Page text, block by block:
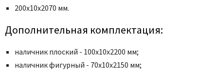
200х10х2070 мм.
Дополнительная комплектация:
наличник плоский - 100x10x2200 мм;
наличник фигурный - 70x10x2150 мм;